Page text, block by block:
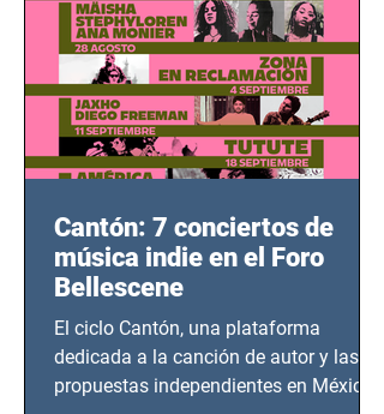
Cantón: 7 conciertos de
música indie en el Foro
Bellescene
El ciclo Cantón, una plataforma
dedicada a la canción de autor y las
propuestas independientes en México,